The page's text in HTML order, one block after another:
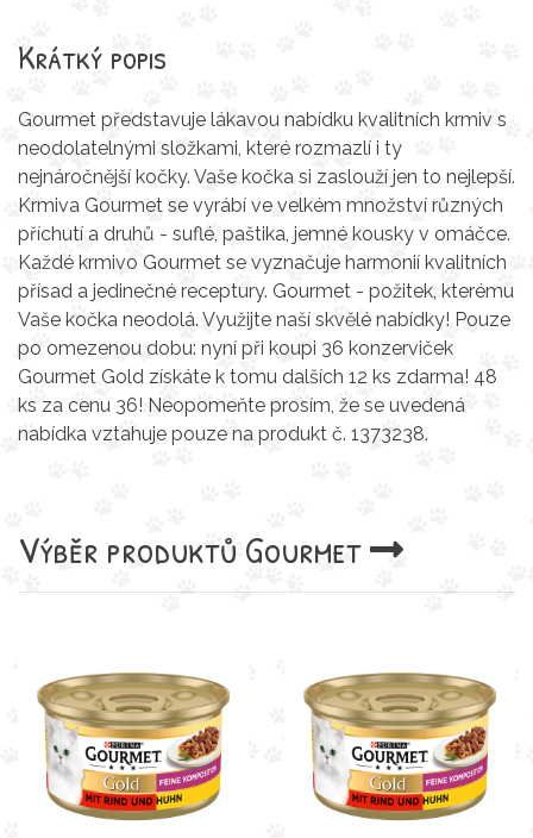
Krátký popis
Gourmet představuje lákavou nabídku kvalitních krmiv s
neodolatelnými složkami, které rozmazlí i ty
nejnáročnější kočky. Vaše kočka si zaslouží jen to nejlepší.
Krmiva Gourmet se vyrábí ve velkém množství různých
příchutí a druhů - suflé, paštika, jemné kousky v omáčce.
Každé krmivo Gourmet se vyznačuje harmonií kvalitních
přísad a jedinečné receptury. Gourmet - požitek, kterému
Vaše kočka neodolá. Využijte naší skvělé nabídky! Pouze
po omezenou dobu: nyní při koupi 36 konzerviček
Gourmet Gold získáte k tomu dalších 12 ks zdarma! 48
ks za cenu 36! Neopomeňte prosím, že se uvedená
nabídka vztahuje pouze na produkt č. 1373238.
Výběr produktů Gourmet